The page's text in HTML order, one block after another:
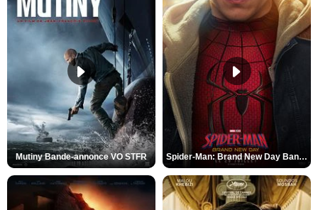
Mutiny Bande-annonce VO STFR Spider-Man: Brand New Day Bande-annonce VO STFR